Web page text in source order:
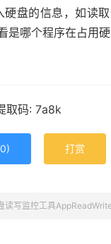
盘的信息，如读
哪个程序在占用硬
取码: 7a8k
0) 打赏
读写监控工具